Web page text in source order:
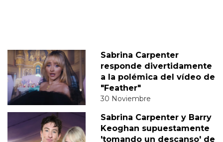
Sabrina Carpenter
responde divertidamente
a la polémica del vídeo de
"Feather"
30 Noviembre
Sabrina Carpenter y Barry
Keoghan supuestamente
'tomando un descanso' de